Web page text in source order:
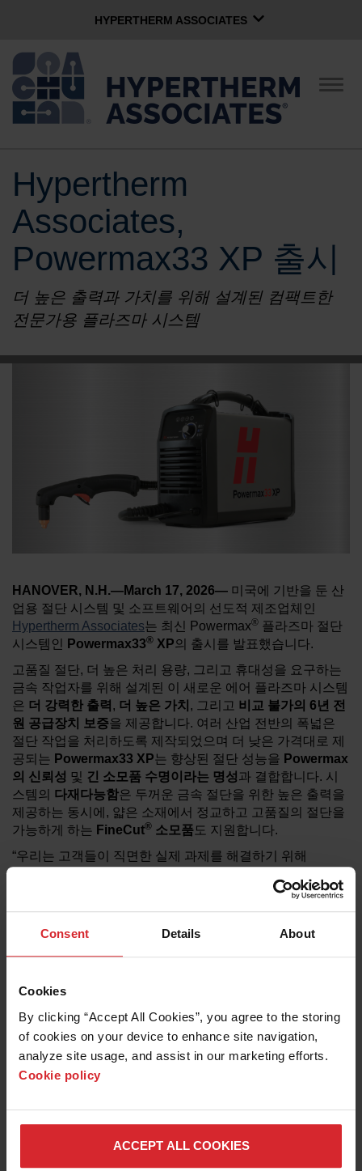
Consent Details About
Cookies
By clicking “Accept All Cookies”, you agree to the storing
of cookies on your device to enhance site navigation,
analyze site usage, and assist in our marketing efforts.
Cookie policy
ACCEPT ALL COOKIES
HYPERTHERM ASSOCIATES
Hypertherm 플라즈마
OMAX 워터젯
탐
회사
문화
지역사회 서비스
Hypertherm
Associates,
Powermax33 XP 출시
더 높은 출력과 가치를 위해 설계된 컴팩트한
전문가용 플라즈마 시스템
HANOVER, N.H.—March 17, 2026— 미국에 기반을 둔 산
업용 절단 시스템 및 소프트웨어의 선도적 제조업체인
Hypertherm Associates는 최신 Powermax® 플라즈마 절단
시스템인
Powermax33® XP의 출시를 발표했습니다.
고품질 절단, 더 높은 처리 용량, 그리고 휴대성을 요구하는
금속 작업자를 위해 설계된 이 새로운 에어 플라즈마 시스템
은 더 강력한 출력 , 더 높은 가치 , 그리고 비교 불가의 6년 전
원 공급장치 보증을 제공합니다. 여러 산업 전반의 폭넓은
절단 작업을 처리하도록 제작되었으며 더 낮은 가격대로 제
공되는 Powermax33 XP는 향상된 절단 성능을 Powermax
의 신뢰성 및 긴 소모품 수명이라는 명성과 결합합니다. 시
스템의 다재다능함은 두꺼운 금속 절단을 위한 높은 출력을
제공하는 동시에, 얇은 소재에서 정교하고 고품질의 절단을
가능하게 하는 FineCut® 소모품도 지원합니다.
“우리는 고객들이 직면한 실제 과제를 해결하기 위해
매니저 제프 흐루치(Jeff Hluchyj)**는 설명합니다. “이 시스
템은오랜 기간 사용할 수 있도록 설계된컴팩트하고 경량의
형태로
전문가급
을 제공합니다.”
사용이 간편하고 휴대 가능한 이 플라즈마 시스템은
을 제공하며, 일부 경쟁사의
XP는120V 또는240V전원에서 작동할 수 있어, 작업장과
현장 사용 모두에 적합합니다.
Powermax33 XP
과 절단 용량